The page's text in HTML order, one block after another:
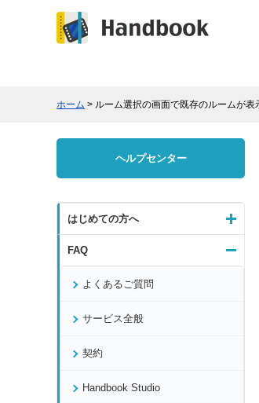
ホーム > ルーム選択の画面で既存のルームが
ヘルプセンター
はじめての方へ
FAQ
よくあるご質問
サービス全般
契約
Handbook Studio